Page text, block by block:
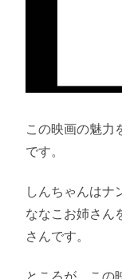
この映画の魅力
です。
しんちゃんはナ
ななこお姉さん
さんです。